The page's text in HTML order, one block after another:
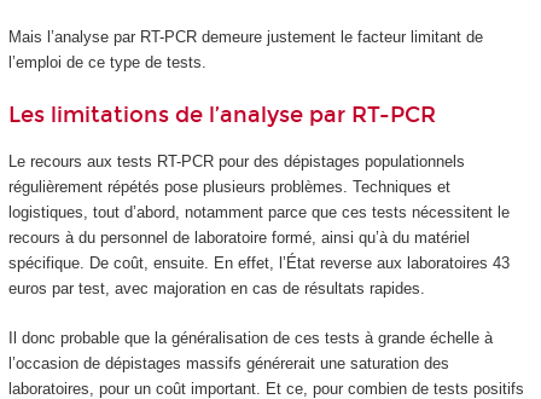
Mais l’analyse par RT-PCR demeure justement le facteur limitant de
l’emploi de ce type de tests.
Les limitations de l’analyse par RT-PCR
Le recours aux tests RT-PCR pour des dépistages populationnels
régulièrement répétés pose plusieurs problèmes. Techniques et
logistiques, tout d’abord, notamment parce que ces tests nécessitent le
recours à du personnel de laboratoire formé, ainsi qu’à du matériel
spécifique. De coût, ensuite. En effet, l’État reverse aux laboratoires 43
euros par test, avec majoration en cas de résultats rapides.
Il donc probable que la généralisation de ces tests à grande échelle à
l’occasion de dépistages massifs générerait une saturation des
laboratoires, pour un coût important. Et ce, pour combien de tests positifs